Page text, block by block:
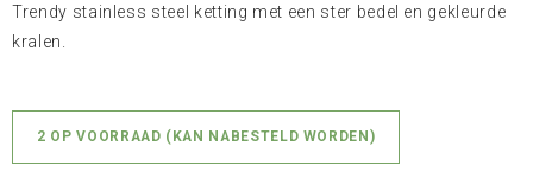
Trendy stainless steel ketting met een ster bedel en gekleurde
kralen.
2 OP VOORRAAD (KAN NABESTELD WORDEN)